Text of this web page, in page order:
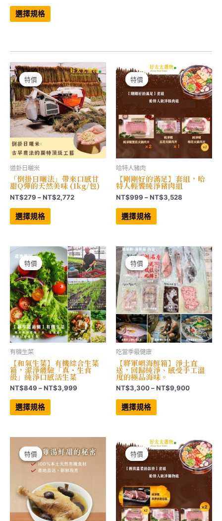
選擇規格
此
品
式。
可
在
產
品
頁
面
選
擇
選
項
特價
特價
道卦日曬米
「倒掛日曬法」帶來口感甘
甜Q彈的天然美味 (1kg/包)
NT$279 –NT$2,772價
NT$2,772
選擇規格
此
品
款
式。
可
在
產
品
頁
面
選
擇
選
項
特價
特價
哈特人豬肉
【剛剛好的滿足】套組，哈
特人輕饗純淨豬肉組
NT$999 –NT$3,528
NT$3,528
選擇規格
此
品
款
式。
可
在
產
品
頁
面
選
擇
選
項
特價
特價
有機生菜
【和氣生菜】有機綜合生菜
箱，潔淨體驗「真・生食
級」純淨口感活生菜
NT$849 –NT$3,999
NT$3,999
選擇規格
此
品
式。
可
在
產
品
頁
面
選
擇
選
項
特價
特價
吃當季最健康
【將軍嶼海鮮箱】淨土直
送，回歸純淨、感受手工溫
度的極品海味。
NT$3,300–NT$9,900價
選擇規格
此
品
款
式。
可
在
產
品
面
選
擇
選
項
特價
特價 特價
特價